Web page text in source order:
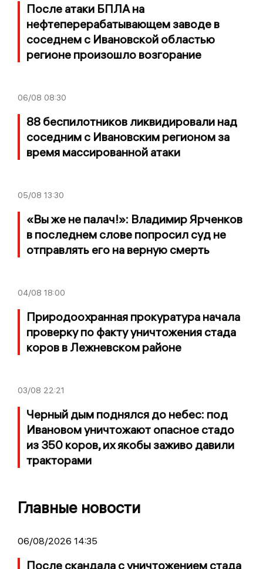
После атаки БПЛА на
нефтеперерабатывающем заводе в
соседнем с Ивановской областью
регионе произошло возгорание
06/08 08:30
88 беспилотников ликвидировали над
соседним с Ивановским регионом за
время массированной атаки
05/08 13:30
«Вы же не палач!»: Владимир Ярченков
в последнем слове попросил суд не
отправлять его на верную смерть
04/08 18:00
Природоохранная прокуратура начала
проверку по факту уничтожения стада
коров в Лежневском районе
03/08 22:21
Черный дым поднялся до небес: под
Ивановом уничтожают опасное стадо
из 350 коров, их якобы заживо давили
тракторами
Главные новости
06/08/2026 14:35
После скандала с уничтожением стада